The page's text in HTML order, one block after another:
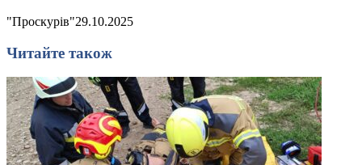
"Проскурів"29.10.2025
Читайте також